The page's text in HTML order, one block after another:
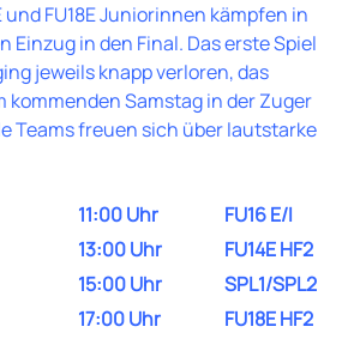
und FU18E Juniorinnen kämpfen in
Einzug in den Final. Das erste Spiel
jeweils knapp verloren, das
kommenden Samstag in der Zuger
Teams freuen sich über lautstarke
11:00 Uhr FU16 E/I
13:00 Uhr FU14E HF2
15:00 Uhr SPL1/SPL2
17:00 Uhr FU18E HF2